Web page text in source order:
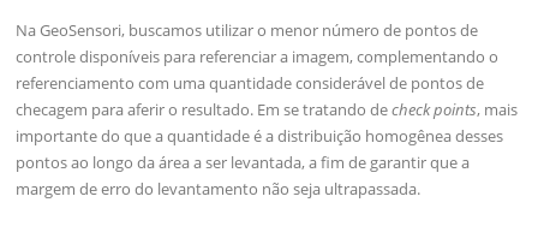
Na GeoSensori, buscamos utilizar o menor número de pontos de
controle disponíveis para referenciar a imagem, complementando o
referenciamento com uma quantidade considerável de pontos de
checagem para aferir o resultado. Em se tratando decheck points, mais
importante do que a quantidade é a distribuição homogênea desses
pontos ao longo da área a ser levantada, a fim de garantir que a
margem de erro do levantamento não seja ultrapassada.